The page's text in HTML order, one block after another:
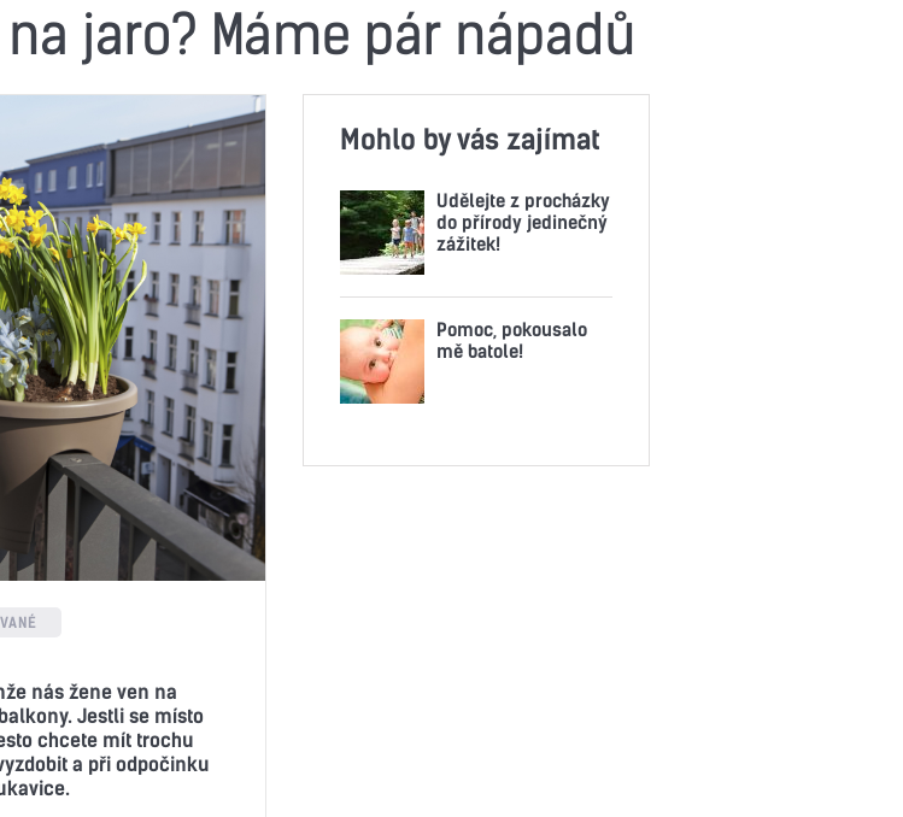
jaro? Máme pár nápadů
nás žene ven na
Jestli se místo
chcete mít trochu
a při odpočinku
Mohlo by vás zajímat
Udělejte z procházky
do přírody jedinečný
zážitek!
Pomoc, pokousalo
mě batole!